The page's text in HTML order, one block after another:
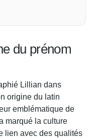
du prénom
Lillian dans
origine du latin
emblématique de
marqué la culture
lien avec des qualités